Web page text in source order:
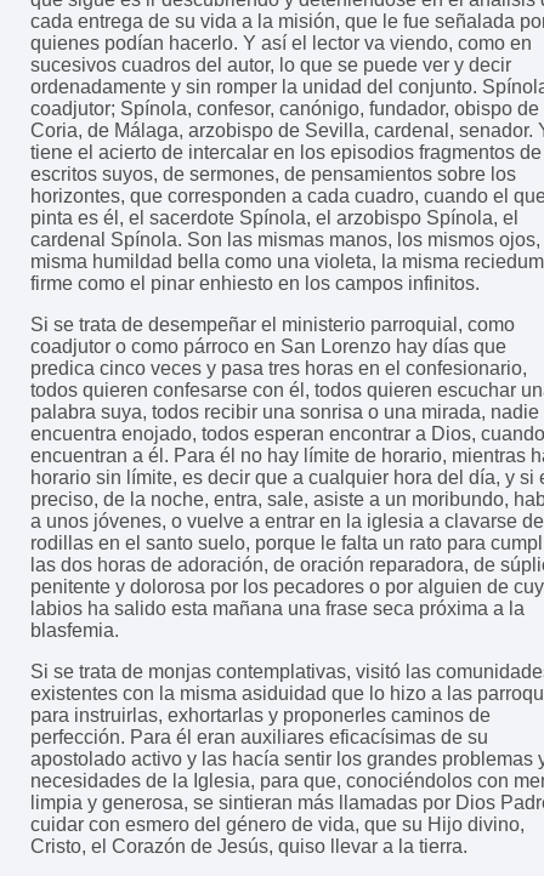
cada entrega de su vida a la misión, que le fue señalada
quienes podían hacerlo. Y así el lector va viendo, como en
sucesivos cuadros del autor, lo que se puede ver y decir
ordenadamente y sin romper la unidad del conjunto.
coadjutor; Spínola, confesor, canónigo, fundador, obispo de
Coria, de Málaga, arzobispo de Sevilla, cardenal, senador.
tiene el acierto de intercalar en los episodios fragmentos de
escritos suyos, de sermones, de pensamientos sobre los
horizontes, que corresponden a cada cuadro, cuando el
pinta es él, el sacerdote Spínola, el arzobispo Spínola, el
cardenal Spínola. Son las mismas manos, los mismos ojos,
misma humildad bella como una violeta, la misma
firme como el pinar enhiesto en los campos infinitos.
Si se trata de desempeñar el ministerio parroquial, como
coadjutor o como párroco en San Lorenzo hay días que
predica cinco veces y pasa tres horas en el confesionario,
todos quieren confesarse con él, todos quieren escuchar
palabra suya, todos recibir una sonrisa o una mirada, nadie
encuentra enojado, todos esperan encontrar a Dios,
encuentran a él. Para él no hay límite de horario, mientras
horario sin límite, es decir que a cualquier hora del día, y si
preciso, de la noche, entra, sale, asiste a un moribundo,
a unos jóvenes, o vuelve a entrar en la iglesia a clavarse de
rodillas en el santo suelo, porque le falta un rato para
las dos horas de adoración, de oración reparadora, de
penitente y dolorosa por los pecadores o por alguien de
labios ha salido esta mañana una frase seca próxima a la
blasfemia.
Si se trata de monjas contemplativas, visitó las
existentes con la misma asiduidad que lo hizo a las
para instruirlas, exhortarlas y proponerles caminos de
perfección. Para él eran auxiliares eficacísimas de su
apostolado activo y las hacía sentir los grandes problemas
necesidades de la Iglesia, para que, conociéndolos con
limpia y generosa, se sintieran más llamadas por Dios
cuidar con esmero del género de vida, que su Hijo divino,
Cristo, el Corazón de Jesús, quiso llevar a la tierra.